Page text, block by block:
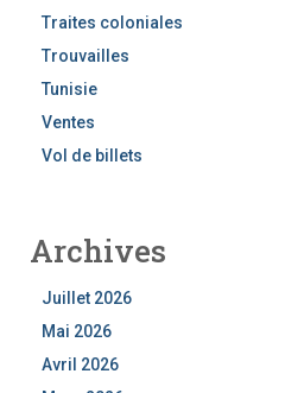
Traites coloniales
Trouvailles
Tunisie
Ventes
Vol de billets
Archives
Juillet 2026
Mai 2026
Avril 2026